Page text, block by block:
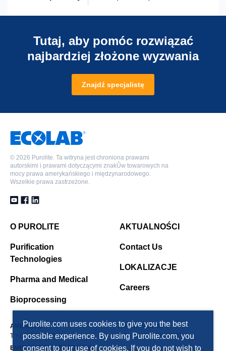
Purolite.com uses cookies to give you the best
possible experience. By using Purolite.com, you
consent to our use of cookies. If you do not wish to
Tutaj, aby pomóc rozwiązać
najbardziej złożone wyzwania
Znajdź specjalistę
© 2026 Purolite. Ta witryna jest chroniona prawami
autorskimi i prawami dotyczącymi znakÛw towarowych na
mocy prawa amerykańskiego i międzynarodowego.
Wszelkie prawa zastrzeżone.
O PUROLITE
Purification
Technologies
Pharma and Medical
Bioprocessing
AKTUALNOŚCI
Contact Us
LOKALIZACJE
Careers
AMERICAS
T +1 610 668 9090
ASIA PACIFIC
T +86 571 876 31382
EMEA(EUROPA, ŚRODKOWY